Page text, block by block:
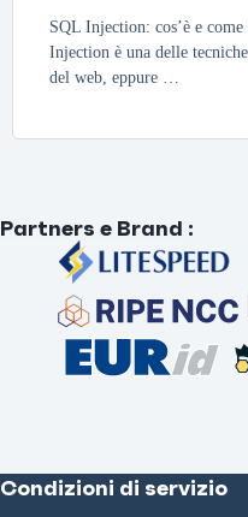
SQL Injection: cos’è e
Injection è una delle
del web, eppure …
Partners e Brand :
Condizioni di servizio